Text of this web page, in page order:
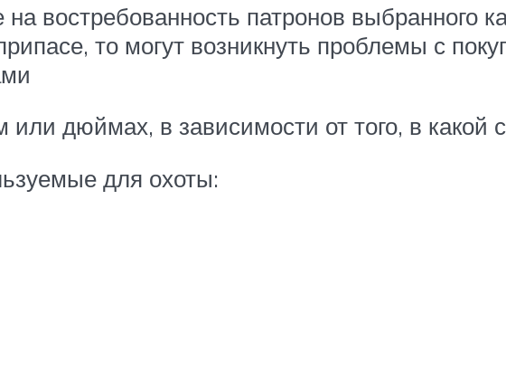
востребованность патронов выбранного
то могут возникнуть проблемы с
дюймах, в зависимости от того, в какой
для охоты: